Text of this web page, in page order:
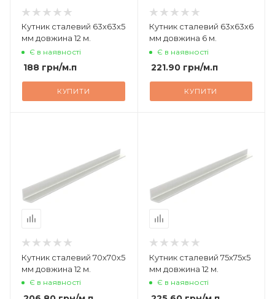
Кутник сталевий 63х63х5
мм довжина 12 м.
Є в наявності
188 грн/м.п
КУПИТИ
Кутник сталевий 63х63х6
мм довжина 6 м.
Є в наявності
221.90грн/м.п
КУПИТИ
Кутник сталевий 70х70х5
мм довжина 12 м.
Є в наявності
Кутник сталевий 75х75х5
мм довжина 12 м.
Є в наявності